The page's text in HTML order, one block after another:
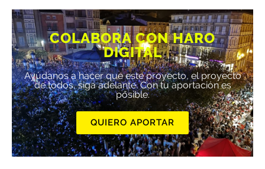
COLABORA CON HARO
DIGITAL
Ayúdanos a hacer que este proyecto, el proyecto
de todos, siga adelante. Con tu aportación es
posible.
QUIERO APORTAR